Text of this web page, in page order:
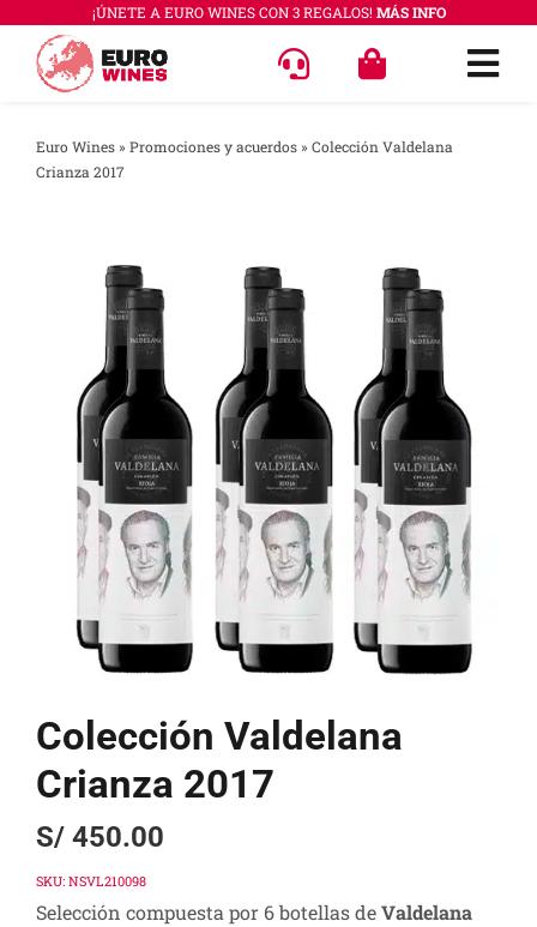
contenido
¡ÚNETE A EURO WINES CON 3 REGALOS! MÁS INFO
Euro Wines» Promociones y acuerdos» Colección Valdelana
Crianza 2017
Colección Valdelana
Crianza 2017
S/450.00
SKU: NSVL210098
Selección compuesta por 6 botellas deValdelana